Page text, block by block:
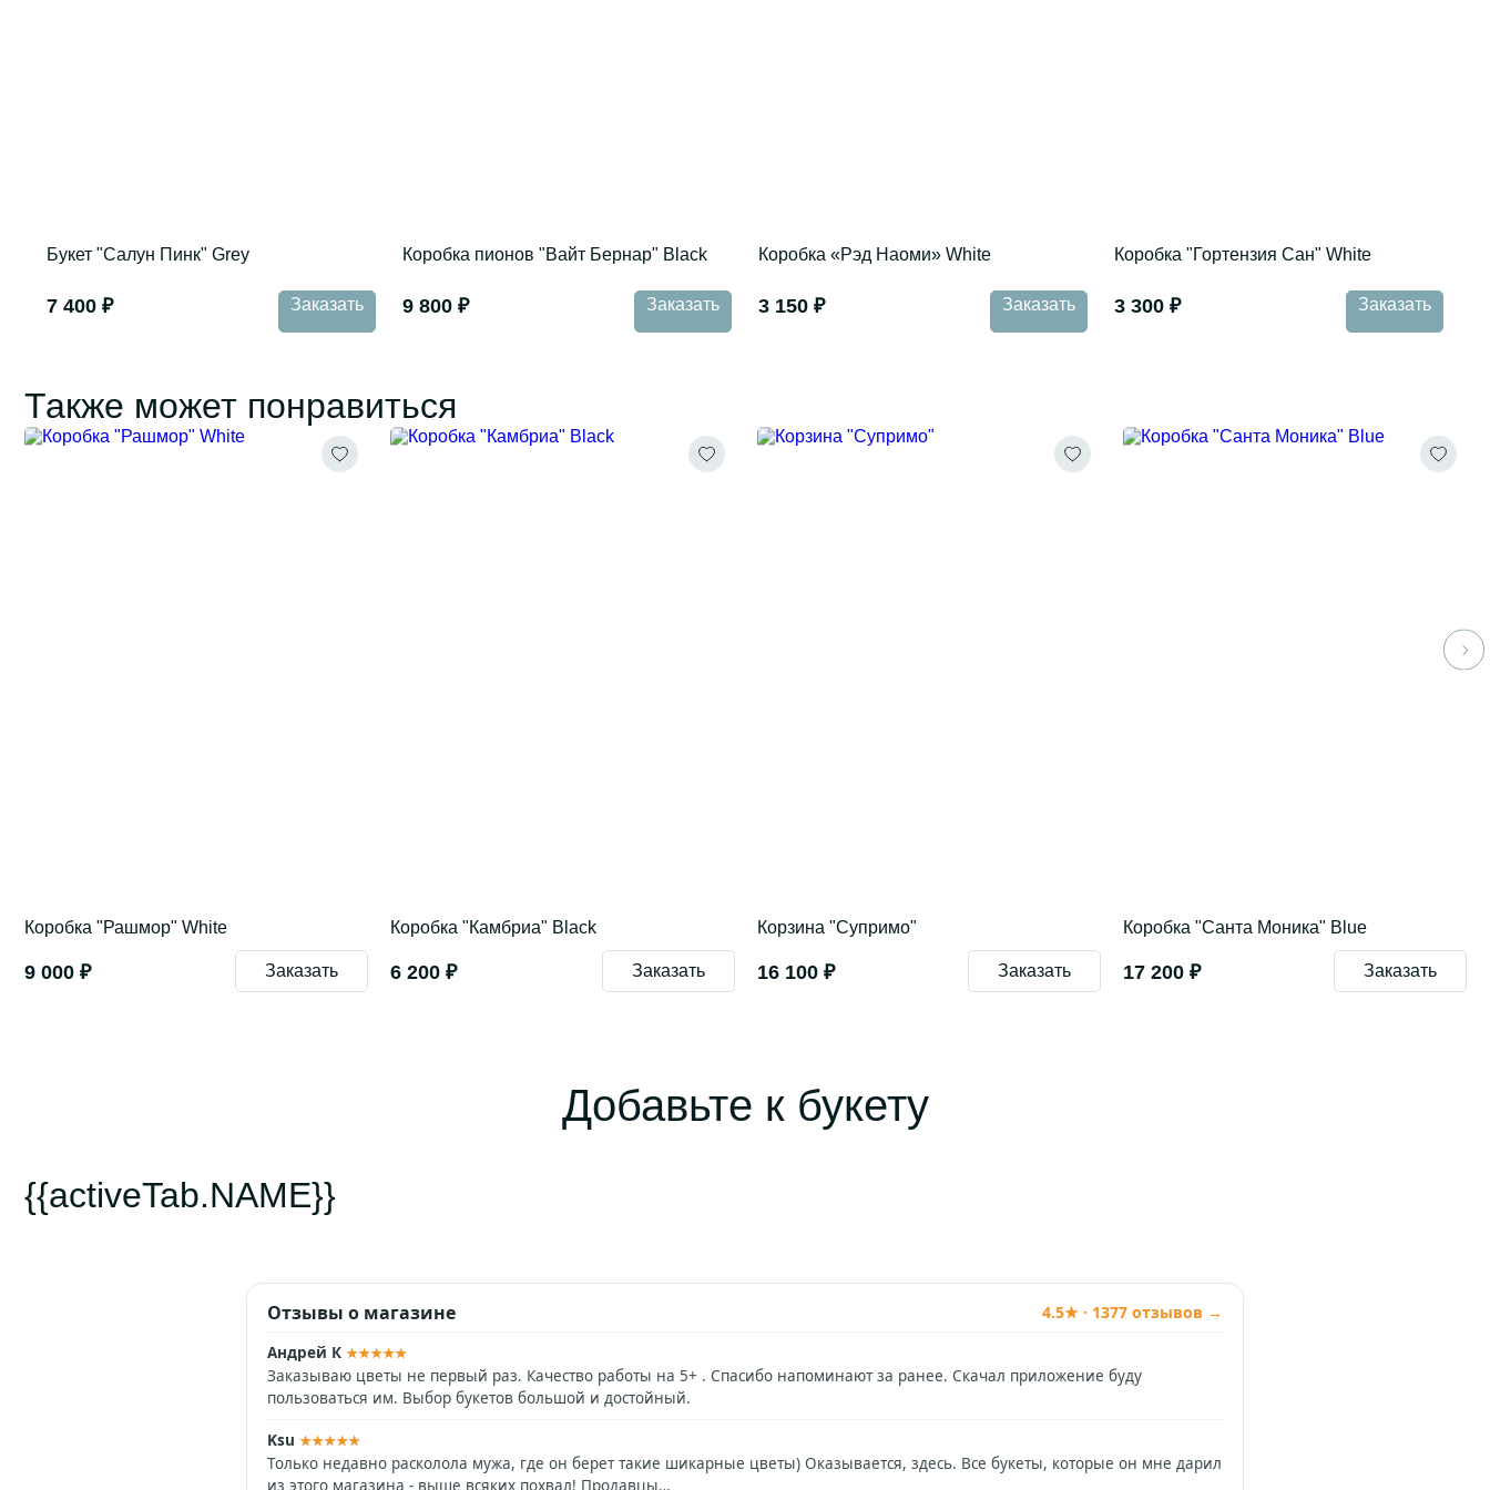
Букет "Салун Пинк" Grey
7 400 ₽ Заказать
Коробка пионов "Вайт Бернар" Black
9 800 ₽ Заказать
Коробка «Рэд Наоми» White
3 150 ₽ Заказать
Коробка "Гортензия Сан" White
3 300 ₽ Заказать
Также может понравиться
Коробка "Рашмор" White
9 000 ₽ Заказать
Коробка "Камбриа" Black
6 200 ₽ Заказать
Корзина "Супримо"
16 100 ₽ Заказать
Коробка "Санта Моника" Blue
17 200 ₽ Заказать
Добавьте к букету
{{activeTab.NAME}}
Отзывы о магазине 4.5★ · 1377 отзывов →
Андрей К ★★★★★
Заказываю цветы не первый раз. Качество работы на 5+ . Спасибо напоминают за ранее. Скачал приложение буду
пользоваться им. Выбор букетов большой и достойный.
Ksu ★★★★★
Только недавно расколола мужа, где он берет такие шикарные цветы) Оказывается, здесь. Все букеты, которые он мне дарил
из этого магазина - выше всяких похвал! Продавцы…